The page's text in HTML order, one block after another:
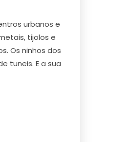
urbanos e
tijolos e
Os ninhos dos
tuneis. E a sua